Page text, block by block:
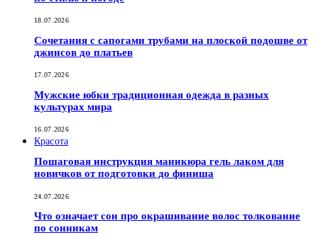
18.07.2026
Сочетания с сапогами трубами на плоской подошве от
джинсов до платьев
17.07.2026
Мужские юбки традиционная одежда в разных
культурах мира
16.07.2026
Красота
Пошаговая инструкция маникюра гель лаком для
новичков от подготовки до финиша
24.07.2026
Что означает сон про окрашивание волос толкование
по сонникам